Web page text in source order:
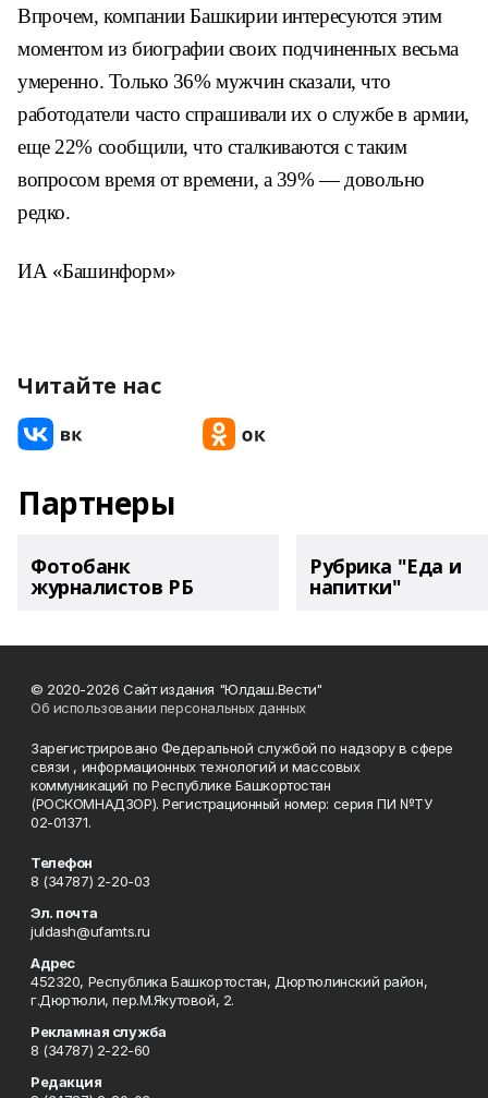
Впрочем, компании Башкирии интересуются этим
моментом из биографии своих подчиненных весьма
умеренно. Только 36% мужчин сказали, что
работодатели часто спрашивали их о службе в армии,
еще 22% сообщили, что сталкиваются с таким
вопросом время от времени, а 39% — довольно
редко.
ИА «Башинформ»
Читайте нас
Партнеры
Фотобанк
журналистов РБ
Рубрика "Еда и
напитки"
© 2020-2026 Сайт издания "Юлдаш.Вести"
Об использовании персональных данных
Зарегистрировано Федеральной службой по надзору в сфере
связи , информационных технологий и массовых
коммуникаций по Республике Башкортостан
(РОСКОМНАДЗОР). Регистрационный номер: серия ПИ №ТУ
02-01371.
Телефон
8 (34787) 2-20-03
Эл. почта
juldash@ufamts.ru
Адрес
452320, Республика Башкортостан, Дюртюлинский район,
г.Дюртюли, пер.М.Якутовой, 2.
Рекламная служба
8 (34787) 2-22-60
Редакция